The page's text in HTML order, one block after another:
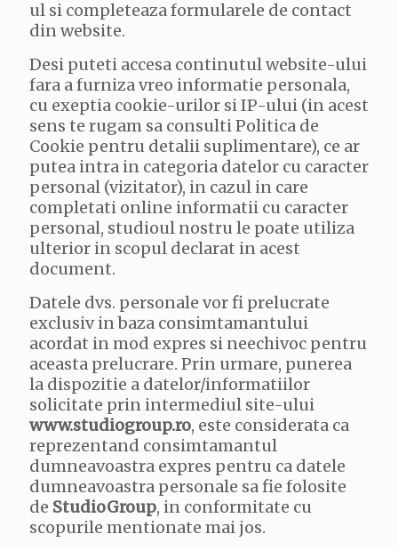
ul si completeaza formularele de contact
din website.
Desi puteti accesa continutul website-ului
fara a furniza vreo informatie personala,
cu exeptia cookie-urilor si IP-ului (in acest
sens te rugam sa consulti Politica de
Cookie pentru detalii suplimentare), ce ar
putea intra in categoria datelor cu caracter
personal (vizitator), in cazul in care
completati online informatii cu caracter
personal, studioul nostru le poate utiliza
ulterior in scopul declarat in acest
document.
Datele dvs. personale vor fi prelucrate
exclusiv in baza consimtamantului
acordat in mod expres si neechivoc pentru
aceasta prelucrare. Prin urmare, punerea
la dispozitie a datelor/informatiilor
solicitate prin intermediul site-ului
www.studiogroup.ro, este considerata ca
reprezentand consimtamantul
dumneavoastra expres pentru ca datele
dumneavoastra personale sa fie folosite
de StudioGroup, in conformitate cu
scopurile mentionate mai jos.